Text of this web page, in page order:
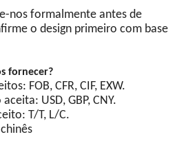
Controle automático de
interruptor acionado por luz,
equipado com chip
flash síncrono de múltiplas
lâmpadas pode ser obtido
através de linhas de sinal
de sincronização.
nos formalmente antes de
o design primeiro com base
fornecer?
FOB, CFR, CIF, EXW.
USD, GBP, CNY.
T/T, L/C.